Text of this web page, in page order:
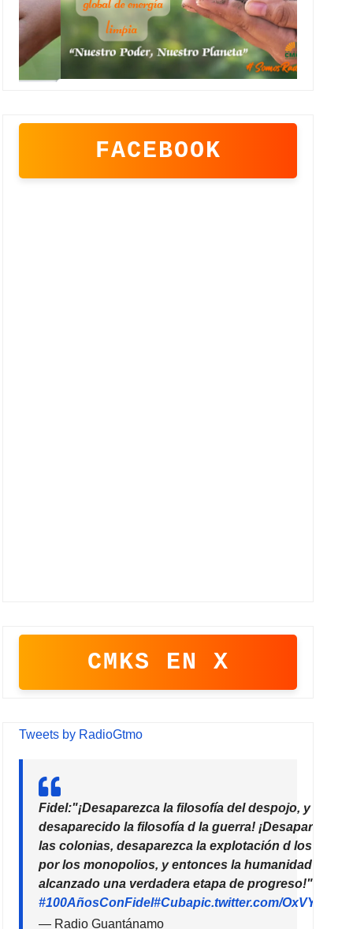
FACEBOOK
CMKS EN X
Tweets by RadioGtmo
Fidel:"¡Desaparezca la filosofía del despojo, y habrá
desaparecido la filosofía d la guerra! ¡Desaparezcan
las colonias, desaparezca la explotación d los
por los monopolios, y entonces la humanidad habrá
alcanzado una verdadera etapa de progreso!"
#100AñosConFidel#Cubapic.twitter.com/
— Radio Guantánamo